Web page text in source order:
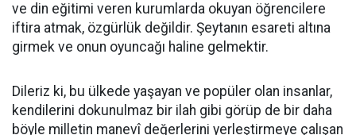
ve din eğitimi veren kurumlarda okuyan öğrencilere
iftira atmak, özgürlük değildir. Şeytanın esareti altına
girmek ve onun oyuncağı haline gelmektir.
Dileriz ki, bu ülkede yaşayan ve popüler olan insanlar,
kendilerini dokunulmaz bir ilah gibi görüp de bir daha
böyle milletin manevî değerlerini yerleştirmeye çalışan